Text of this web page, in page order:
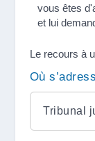
vous êtes
et lui
Le recours à
Où
Tribunal